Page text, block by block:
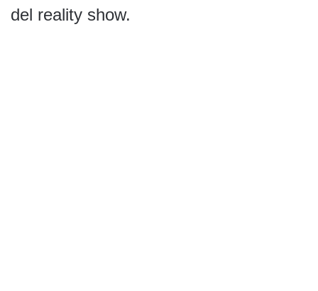
del reality show.